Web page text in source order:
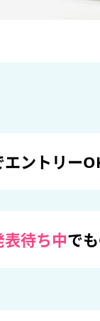
エントリー
待ち中で